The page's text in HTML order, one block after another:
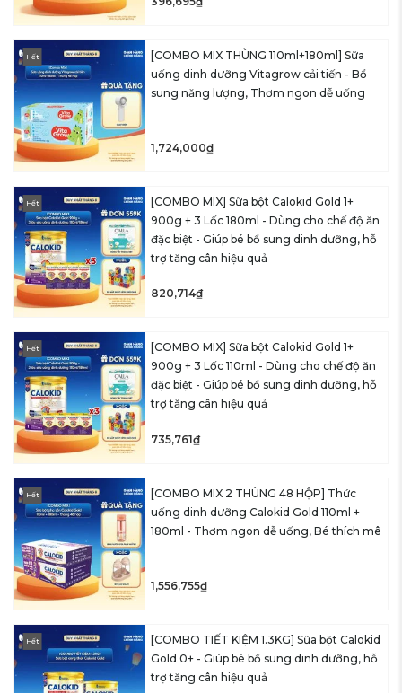
Hết
[COMBO MIX THÙNG 110ml+180ml] Sữa
uống dinh dưỡng Vitagrow cải tiến - Bổ
sung năng lượng, Thơm ngon dễ uống
1,724,000₫
Hết
[COMBO MIX] Sữa bột Calokid Gold 1+
900g + 3 Lốc 180ml - Dùng cho chế độ ăn
đặc biệt - Giúp bé bổ sung dinh dưỡng, hỗ
trợ tăng cân hiệu quả
820,714₫
Hết
[COMBO MIX] Sữa bột Calokid Gold 1+
900g + 3 Lốc 110ml - Dùng cho chế độ ăn
đặc biệt - Giúp bé bổ sung dinh dưỡng, hỗ
trợ tăng cân hiệu quả
735,761₫
Hết
[COMBO MIX 2 THÙNG 48 HỘP] Thức
uống dinh dưỡng Calokid Gold 110ml +
180ml - Thơm ngon dễ uống, Bé thích mê
1,556,755₫
Hết
[COMBO TIẾT KIỆM 1.3KG] Sữa bột Calokid
Gold 0+ - Giúp bé bổ sung dinh dưỡng, hỗ
trợ tăng cân hiệu quả